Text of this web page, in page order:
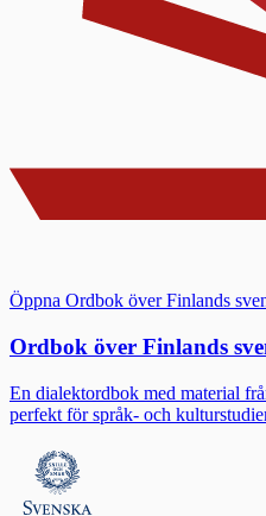
Öppna Ordbok över Finlands
Ordbok över Finlands
En dialektordbok med material
perfekt för språk- och